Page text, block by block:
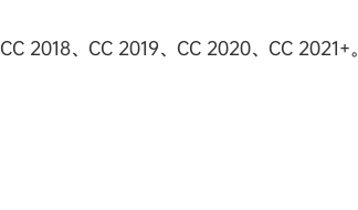
2018、CC 2019、CC 2020、CC 2021+。